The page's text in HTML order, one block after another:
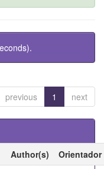
previous 1 next
Author(s)
Orientador